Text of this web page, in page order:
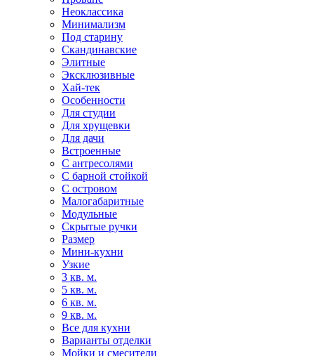
Неоклассика
Минимализм
Под старину
Скандинавские
Элитные
Эксклюзивные
Хай-тек
Особенности
Для студии
Для хрущевки
Для дачи
Встроенные
С антресолями
С барной стойкой
С островом
Малогабаритные
Модульные
Скрытые ручки
Размер
Мини-кухни
Узкие
3 кв. м.
5 кв. м.
6 кв. м.
9 кв. м.
Все для кухни
Варианты отделки
Мойки и смесители